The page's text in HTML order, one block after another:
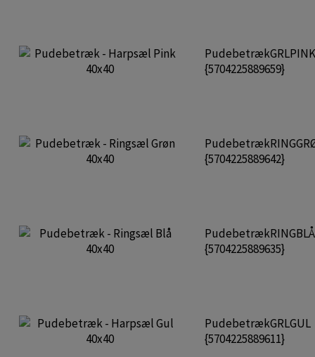
{5704225889659}
{5704225889642}
{5704225889635}
PudebetrækGRLGUL
{5704225889611}